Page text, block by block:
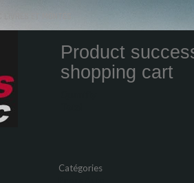
ET MONTÉS
Product
shopping cart
Catégories